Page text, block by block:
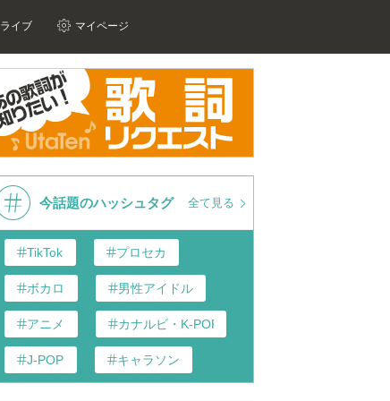
ライブ マイページ
今話題のハッシュタグ 全て見る
TikTok プロセカ
ボカロ 男性アイドル
アニメ カナルビ・K-POP和訳
J-POP キャラソン